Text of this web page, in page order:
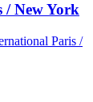
/ New York
Paris /